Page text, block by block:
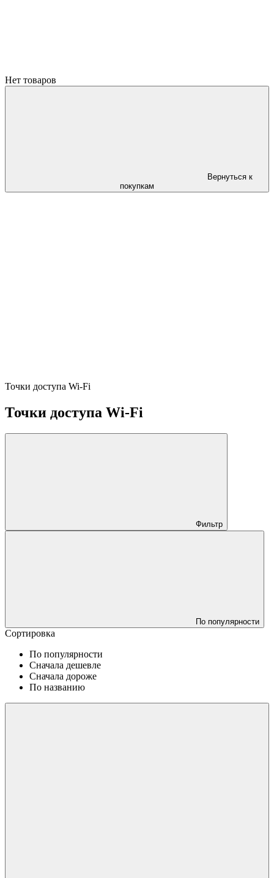
Нет товаров
Вернуться к
покупкам
Точки доступа Wi-Fi
Точки доступа Wi-Fi
Фильтр
По популярности
Сортировка
По популярности
Сначала дешевле
Сначала дороже
По названию